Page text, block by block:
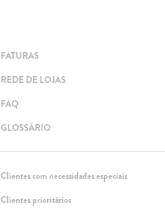
FATURAS
REDE DE LOJAS
FAQ
GLOSSÁRIO
Clientes com necessidades especiais
Clientes prioritários